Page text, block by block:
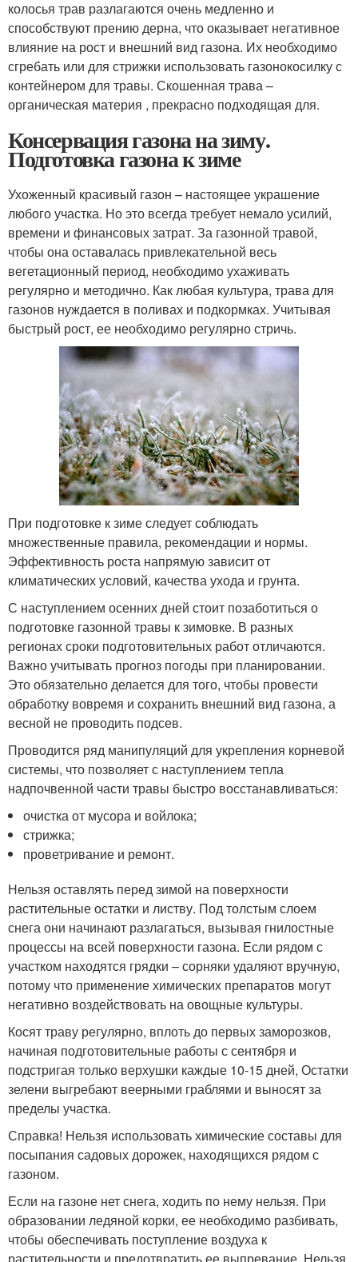
колосья трав разлагаются очень медленно и
способствуют прению дерна, что оказывает негативное
влияние на рост и внешний вид газона. Их необходимо
сгребать или для стрижки использовать газонокосилку с
контейнером для травы. Скошенная трава –
органическая материя , прекрасно подходящая для.
Консервация газона на зиму.
Подготовка газона к зиме
Ухоженный красивый газон – настоящее украшение
любого участка. Но это всегда требует немало усилий,
времени и финансовых затрат. За газонной травой,
чтобы она оставалась привлекательной весь
вегетационный период, необходимо ухаживать
регулярно и методично. Как любая культура, трава для
газонов нуждается в поливах и подкормках. Учитывая
быстрый рост, ее необходимо регулярно стричь.
При подготовке к зиме следует соблюдать
множественные правила, рекомендации и нормы.
Эффективность роста напрямую зависит от
климатических условий, качества ухода и грунта.
С наступлением осенних дней стоит позаботиться о
подготовке газонной травы к зимовке. В разных
регионах сроки подготовительных работ отличаются.
Важно учитывать прогноз погоды при планировании.
Это обязательно делается для того, чтобы провести
обработку вовремя и сохранить внешний вид газона, а
весной не проводить подсев.
Проводится ряд манипуляций для укрепления корневой
системы, что позволяет с наступлением тепла
надпочвенной части травы быстро восстанавливаться:
очистка от мусора и войлока;
стрижка;
проветривание и ремонт.
Нельзя оставлять перед зимой на поверхности
растительные остатки и листву. Под толстым слоем
снега они начинают разлагаться, вызывая гнилостные
процессы на всей поверхности газона. Если рядом с
участком находятся грядки – сорняки удаляют вручную,
потому что применение химических препаратов могут
негативно воздействовать на овощные культуры.
Косят траву регулярно, вплоть до первых заморозков,
начиная подготовительные работы с сентября и
подстригая только верхушки каждые 10-15 дней, Остатки
зелени выгребают веерными граблями и выносят за
пределы участка.
Справка! Нельзя использовать химические составы для
посыпания садовых дорожек, находящихся рядом с
газоном.
Если на газоне нет снега, ходить по нему нельзя. При
образовании ледяной корки, ее необходимо разбивать,
чтобы обеспечивать поступление воздуха к